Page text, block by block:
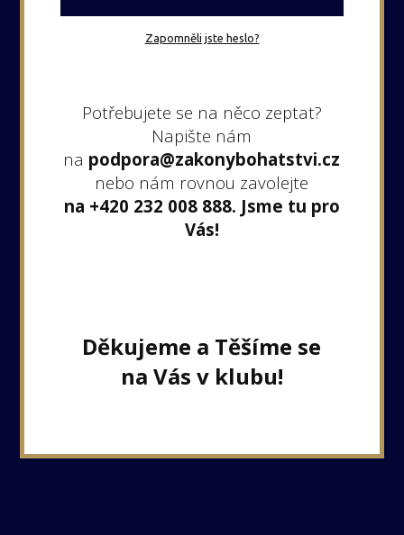
Zapomněli jste heslo?
Potřebujete se na něco zeptat?
Napište nám
na podpora@zakonybohatstvi.cz
nebo nám rovnou zavolejte
na +420 232 008 888. Jsme tu pro
Vás!
Děkujeme a Těšíme se
na Vás v klubu!